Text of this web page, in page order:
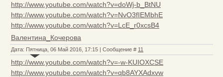
http://www.youtube.com/watch?v=doWj-b_BtNU
http://www.youtube.com/watch?v=NvO3fIEMbhE
http://www.youtube.com/watch?v=LcE_r0xcsB4
Валентина_Кочерова
Дата: Пятница, 06 Май 2016, 17:15 | Сообщение # 11
http://www.youtube.com/watch?v=-w-KUIOXCSE
http://www.youtube.com/watch?v=qb8AYXAdxvw